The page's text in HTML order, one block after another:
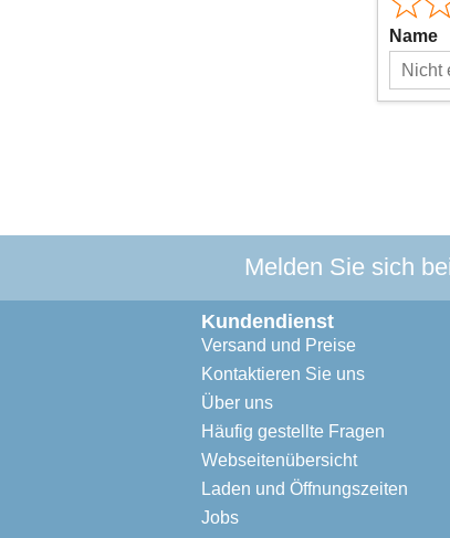
Name
Melden Sie sich
Kundendienst
Versand und Preise
Kontaktieren Sie uns
Über uns
Häufig gestellte Fragen
Webseitenübersicht
Laden und Öffnungszeiten
Jobs